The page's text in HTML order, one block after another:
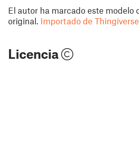
El autor ha marcado este modelo
original. Importado de Thingiverse.
Licencia